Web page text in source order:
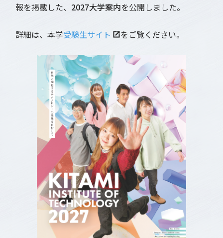
報を掲載した、 2027大学案内を公開しました。
詳細は、本学受験生サイト をご覧ください。